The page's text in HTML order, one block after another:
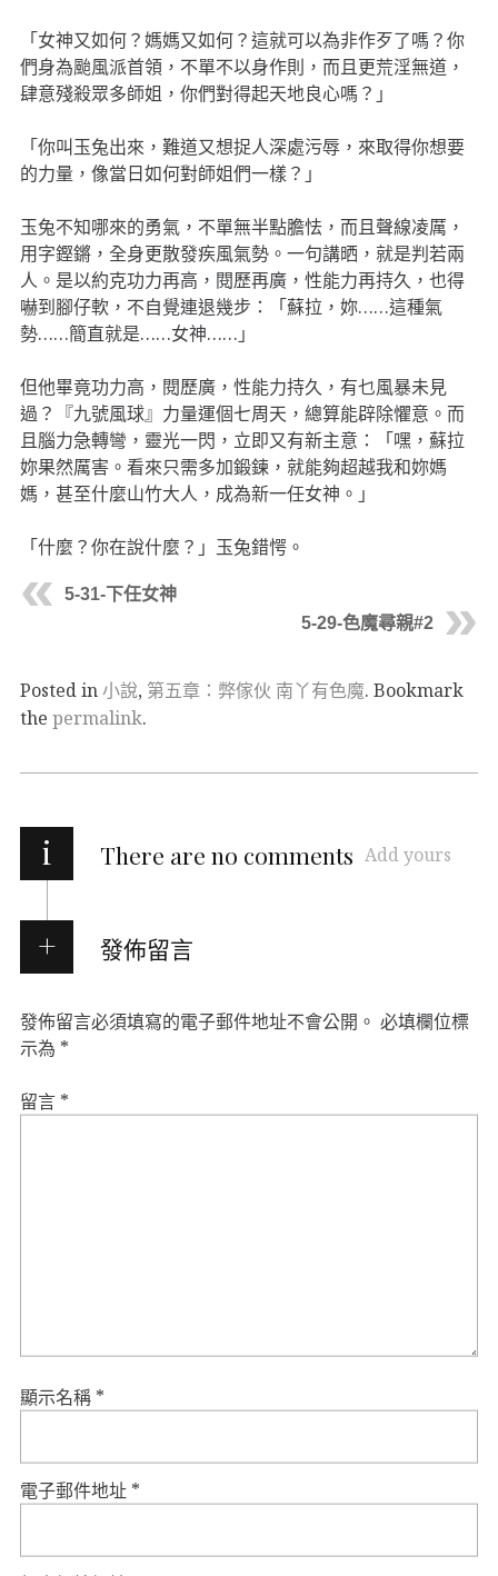
「女神又如何？媽媽又如何？這就可以為非作歹了嗎？你
們身為颱風派首領，不單不以身作則，而且更荒淫無道，
肆意殘殺眾多師姐，你們對得起天地良心嗎？」
「你叫玉兔出來，難道又想捉人深處污辱，來取得你想要
的力量，像當日如何對師姐們一樣？」
玉兔不知哪來的勇氣，不單無半點膽怯，而且聲線凌厲，
用字鏗鏘，全身更散發疾風氣勢。一句講晒，就是判若兩
人。是以約克功力再高，閱歷再廣，性能力再持久，也得
嚇到腳仔軟，不自覺連退幾步：「蘇拉，妳……這種氣
勢……簡直就是……女神……」
但他畢竟功力高，閱歷廣，性能力持久，有乜風暴未見
過？『九號風球』力量運個七周天，總算能辟除懼意。而
且腦力急轉彎，靈光一閃，立即又有新主意：「嘿，蘇拉
妳果然厲害。看來只需多加鍛鍊，就能夠超越我和妳媽
媽，甚至什麼山竹大人，成為新一任女神。」
「什麼？你在說什麼？」玉兔錯愕。
5-31-下任女神
5-29-色魔尋親#2
Posted in小說, 第五章：弊傢伙 南丫有色魔. Bookmark
the permalink.
i There are no comments Add yours
發佈留言
發佈留言必須填寫的電子郵件地址不會公開。 必填欄位標
示為 *
留言 *
顯示名稱 *
電子郵件地址 *